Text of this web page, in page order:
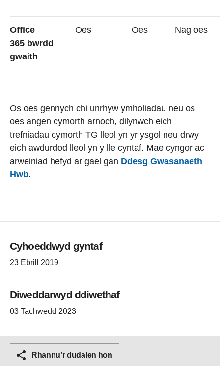
Office
365 bwrdd
gwaith
Oes Oes Nag oes
Os oes gennych chi unrhyw ymholiadau neu os
oes angen cymorth arnoch, dilynwch eich
trefniadau cymorth TG lleol yn yr ysgol neu drwy
eich awdurdod lleol yn y lle cyntaf. Mae cyngor ac
arweiniad hefyd ar gael gan Ddesg Gwasanaeth
Hwb.
Cyhoeddwyd gyntaf
23 Ebrill 2019
Diweddarwyd ddiwethaf
03 Tachwedd 2023
Rhannu’r dudalen hon